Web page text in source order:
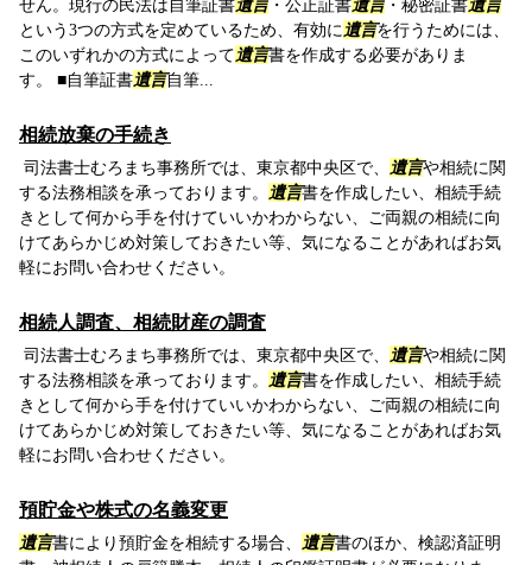
せん。現行の民法は自筆証書遺言 ・公正証書遺言 ・秘密証書遺言
という3つの方式を定めているため、有効に 遺言を行うためには、
このいずれかの方式によって遺言書を作成する必要がありま
す。 ■自筆証書遺言自筆...
相続放棄の手続き
司法書士むろまち事務所では、東京都中央区で、 遺言や相続に関
する法務相談を承っております。
遺言書を作成したい、相続手続
きとして何から手を付けていいかわからない、ご両親の相続に向
けてあらかじめ対策しておきたい等、気になることがあればお気
軽にお問い合わせください。
相続人調査、相続財産の調査
司法書士むろまち事務所では、東京都中央区で、 遺言や相続に関
する法務相談を承っております。
遺言書を作成したい、相続手続
きとして何から手を付けていいかわからない、ご両親の相続に向
けてあらかじめ対策しておきたい等、気になることがあればお気
軽にお問い合わせください。
預貯金や株式の名義変更
遺言書により預貯金を相続する場合、 遺言書のほか、検認済証明